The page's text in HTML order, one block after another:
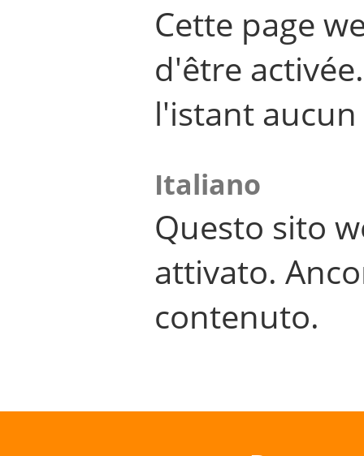
Cette page
d'être
l'istant
Italiano
Questo sito
attivato.
contenuto.